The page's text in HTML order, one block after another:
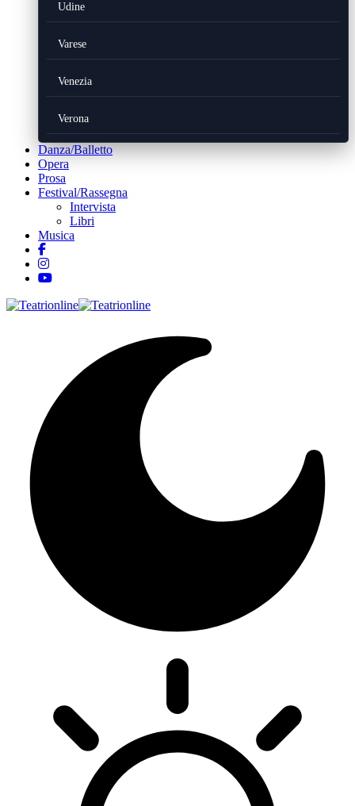
Udine
Varese
Venezia
Verona
Danza/Balletto
Opera
Prosa
Festival/Rassegna
Intervista
Libri
Musica